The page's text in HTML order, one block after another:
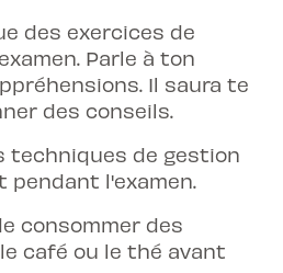
des exercices de
Parle à ton
Il saura te
des conseils.
techniques de gestion
l'examen.
consommer des
café ou le thé avant